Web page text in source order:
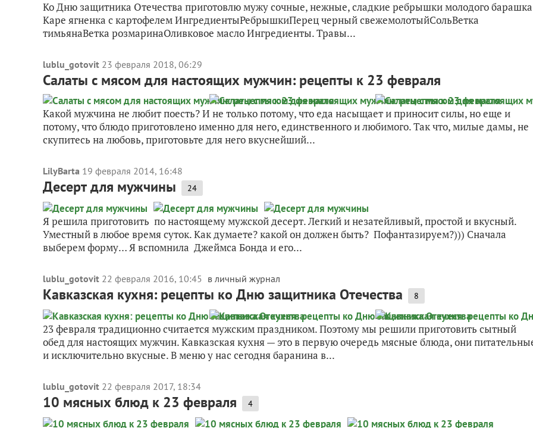
Ко Дню защитника Отечества приготовлю мужу сочные, нежные, сладкие ребрышки молодого
Каре ягненка с картофелем ИнгредиентыРебрышкиПерец черный свежемолотыйСольВетка
тимьянаВетка розмаринаОливковое масло Ингредиенты. Травы...
lublu_gotovit 23 февраля 2018, 06:29
Салаты с мясом для настоящих мужчин: рецепты к 23 февраля
Какой мужчина не любит поесть? И не только потому, что еда насыщает и приносит силы, но еще и
потому, что блюдо приготовлено именно для него, единственного и любимого. Так что, милые дамы, не
скупитесь на любовь, приготовьте для него вкуснейший...
LilyBarta 19 февраля 2014, 16:48
Десерт для мужчины 24
Я решила приготовить по настоящему мужской десерт. Легкий и незатейливый, простой и вкусный.
Уместный в любое время суток. Как думаете? какой он должен быть? Пофантазируем?))) Сначала
выберем форму… Я вспомнила Джеймса Бонда и его...
lublu_gotovit 22 февраля 2016, 10:45 в личный журнал
Кавказская кухня: рецепты ко Дню защитника Отечества 8
23 февраля традиционно считается мужским праздником. Поэтому мы решили приготовить сытный
обед для настоящих мужчин. Кавказская кухня — это в первую очередь мясные блюда, они
и исключительно вкусные. В меню у нас сегодня баранина в...
lublu_gotovit 22 февраля 2017, 18:34
10 мясных блюд к 23 февраля 4